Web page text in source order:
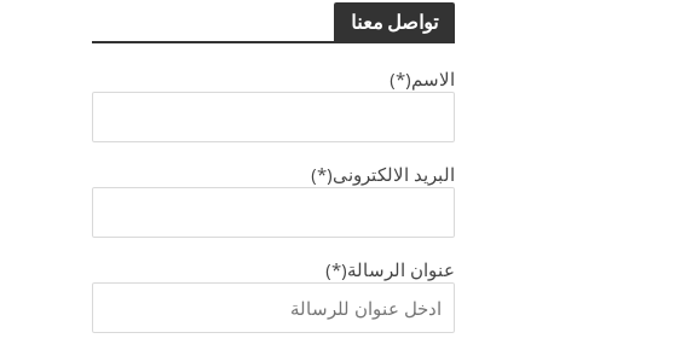
تواصل معنا
الاسم(*)
البريد الالكترونى(*)
عنوان الرسالة(*)